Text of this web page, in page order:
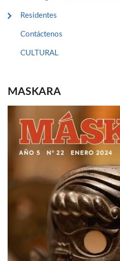
Residentes
Contáctenos
CULTURAL
MASKARA